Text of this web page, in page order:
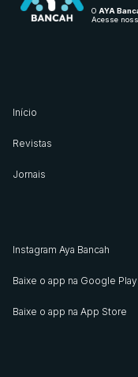
O AYA
Acesse
Início
Revistas
Jornais
Instagram Aya Bancah
Baixe o app na Google Play
Baixe o app na App Store